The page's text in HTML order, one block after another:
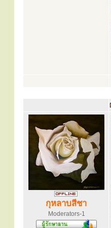
กุหลาบสีชา
Moderators-1